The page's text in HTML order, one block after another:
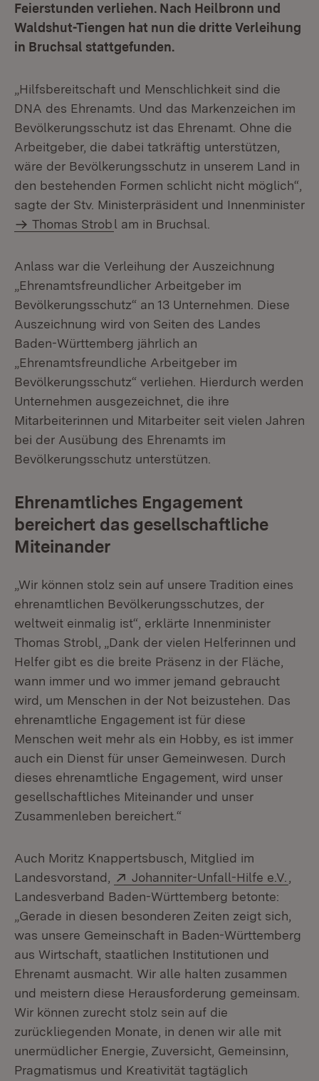
Feierstunden verliehen. Nach Heilbronn und
Waldshut-Tiengen hat nun die dritte Verleihung
in Bruchsal stattgefunden.
„Hilfsbereitschaft und Menschlichkeit sind die
DNA des Ehrenamts. Und das Markenzeichen im
Bevölkerungsschutz ist das Ehrenamt. Ohne die
Arbeitgeber, die dabei tatkräftig unterstützen,
wäre der Bevölkerungsschutz in unserem Land in
den bestehenden Formen schlicht nicht möglich“,
sagte der Stv. Ministerpräsident und Innenminister
Thomas Strobl am in Bruchsal.
Anlass war die Verleihung der Auszeichnung
„Ehrenamtsfreundlicher Arbeitgeber im
Bevölkerungsschutz“ an 13 Unternehmen. Diese
Auszeichnung wird von Seiten des Landes
Baden-Württemberg jährlich an
„Ehrenamtsfreundliche Arbeitgeber im
Bevölkerungsschutz“ verliehen. Hierdurch werden
Unternehmen ausgezeichnet, die ihre
Mitarbeiterinnen und Mitarbeiter seit vielen Jahren
bei der Ausübung des Ehrenamts im
Bevölkerungsschutz unterstützen.
Ehrenamtliches Engagement
bereichert das gesellschaftliche
Miteinander
„Wir können stolz sein auf unsere Tradition eines
ehrenamtlichen Bevölkerungsschutzes, der
weltweit einmalig ist“, erklärte Innenminister
Thomas Strobl, „Dank der vielen Helferinnen und
Helfer gibt es die breite Präsenz in der Fläche,
wann immer und wo immer jemand gebraucht
wird, um Menschen in der Not beizustehen. Das
ehrenamtliche Engagement ist für diese
Menschen weit mehr als ein Hobby, es ist immer
auch ein Dienst für unser Gemeinwesen. Durch
dieses ehrenamtliche Engagement, wird unser
gesellschaftliches Miteinander und unser
Zusammenleben bereichert.“
Auch Moritz Knappertsbusch, Mitglied im
Landesvorstand,
Extern:
Johanniter-Unfall-Hilfe e.V.
Landesverband Baden-Württemberg betonte:
„Gerade in diesen besonderen Zeiten zeigt sich,
was unsere Gemeinschaft in Baden-Württemberg
aus Wirtschaft, staatlichen Institutionen und
Ehrenamt ausmacht. Wir alle halten zusammen
und meistern diese Herausforderung gemeinsam.
Wir können zurecht stolz sein auf die
zurückliegenden Monate, in denen wir alle mit
unermüdlicher Energie, Zuversicht, Gemeinsinn,
Pragmatismus und Kreativität tagtäglich